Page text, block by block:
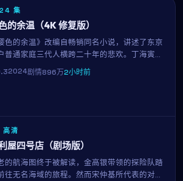
集
的余温（4K 修复版）
色的余温》改编自畅销同名小说，讲述了东京
普通家庭三代人横跨二十年的悲欢。丁海寅、
彩、池昌旭三位实力派演员贡献了教科书级表
罗泓轸用平实的镜头记录时代变迁中的小人物
2024剧情896万2小时前
高清
屋四号店（剧场版）
的航海图终于被解读，金高银带领的探险队踏
往无名海域的旅程。然而宋仲基所代表的对手